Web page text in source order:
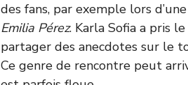
des fans, par exemple lors
Emilia Pérez. Karla Sofia a pris
partager des anecdotes sur le
Ce genre de rencontre peut